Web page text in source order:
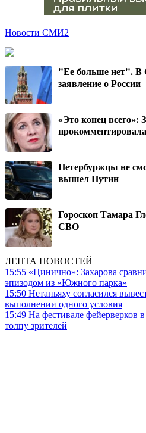
Новости СМИ2
"Ее больше нет".
заявление о России
«Это конец всего»:
Петербуржцы не
вышел Путин
Гороскоп Тамара
СВО
ЛЕНТА НОВОСТЕЙ
15:55 «Цинично»: Захарова
эпизодом из «Южного парка»
15:50 Нетаньяху согласился
выполнении одного условия
15:49 На фестивале фейерверков
толпу зрителей